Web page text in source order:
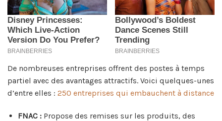
De nombreuses entreprises offrent des postes à temps
partiel avec des avantages attractifs. Voici quelques-unes
d’entre elles : 250 entreprises qui embauchent à distance
FNAC :Propose des remises sur les produits, des